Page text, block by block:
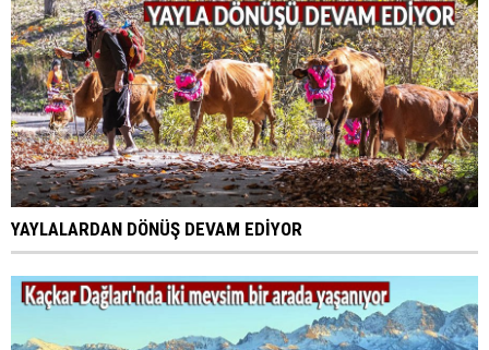
YAYLALARDAN DÖNÜŞ DEVAM EDİYOR